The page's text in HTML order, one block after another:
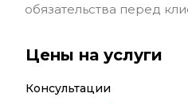
обязательства перед
Цены на услуги
Консультации